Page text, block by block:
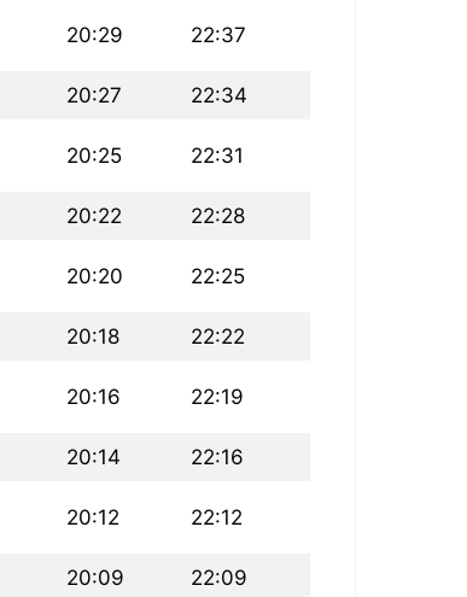
20:29 22:37
20:27 22:34
20:25 22:31
20:22 22:28
20:20 22:25
20:18 22:22
20:16 22:19
20:14 22:16
20:12 22:12
20:09 22:09